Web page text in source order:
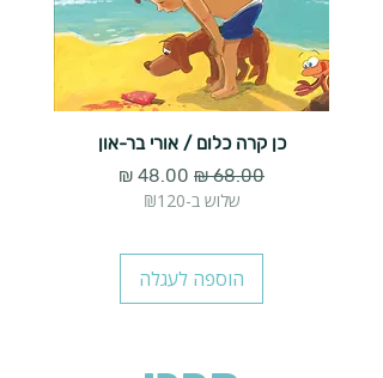
כן קרה כלום / אורי בר-און
מחיר רגיל מחיר מבצע
שלוש ב-₪120
הוספה לעגלה